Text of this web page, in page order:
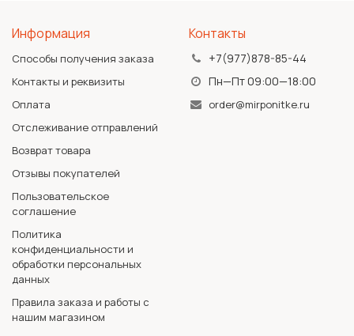
Информация
Способы получения заказа
Контакты и реквизиты
Оплата
Отслеживание отправлений
Возврат товара
Отзывы покупателей
Пользовательское
соглашение
Политика
конфиденциальности и
обработки персональных
данных
Правила заказа и работы с
нашим магазином
Контакты
+7(977)878-85-44
Пн—Пт 09:00—18:00
order@mirponitke.ru